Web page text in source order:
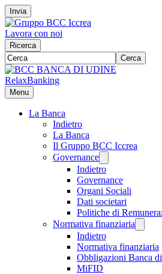
Invia
Lavora con noi
Ricerca
Cerca
RelaxBanking
Menu
La Banca
Indietro
La Banca
Il Gruppo BCC Iccrea
Governance
Indietro
Governance
Organi Sociali
Dati societari
Politiche di
Normativa finanziaria
Indietro
Normativa finanziaria
Obbligazioni Banca
MiFID